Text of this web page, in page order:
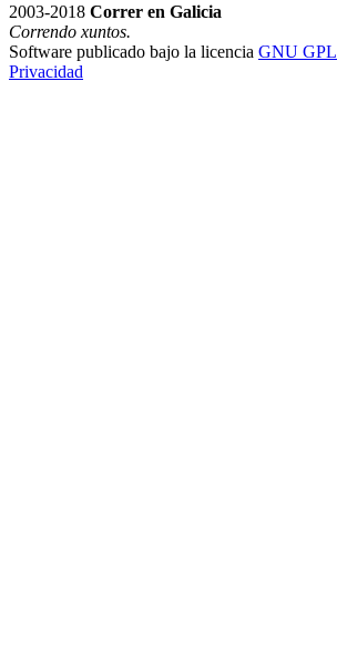
2003-2018 Correr en Galicia
Correndo xuntos.
Software publicado bajo la licencia GNU GPL
Privacidad